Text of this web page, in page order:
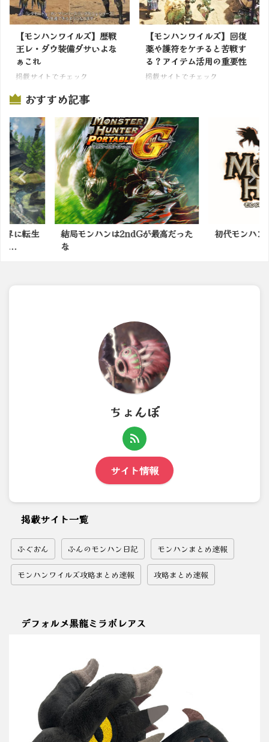
【モンハンワイルズ】歴戦
王レ・ダウ装備ダサいよな
ぁこれ
掲載サイトでチェック
【モンハンワイルズ】回復
薬や護符をケチると苦戦す
る？アイテム活用の重要性
掲載サイトでチェック
おすすめ記事
高だった 初代モンハンってキツかったよな
モンスタ
ちょんぼ
サイト情報
掲載サイト一覧
ふぐおん ふんのモンハン日記 モンハンまとめ速報
モンハンワイルズ攻略まとめ速報 攻略まとめ速報
デフォルメ黒龍ミラボレアス